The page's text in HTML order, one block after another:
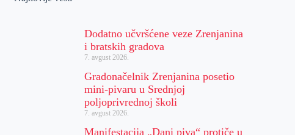
Dodatno učvršćene veze Zrenjanina
i bratskih gradova
7. avgust 2026.
Gradonačelnik Zrenjanina posetio
mini-pivaru u Srednjoj
poljoprivrednoj školi
7. avgust 2026.
Manifestacija „Dani piva“ protiče u